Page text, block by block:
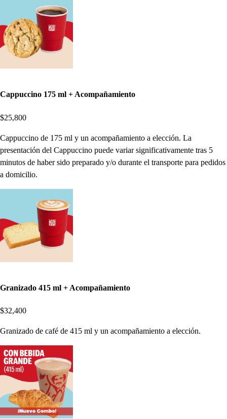
Cappuccino 175 ml + Acompañamiento
$25,800
Cappuccino de 175 ml y un acompañamiento a elección. La
presentación del Cappuccino puede variar significativamente tras 5
minutos de haber sido preparado y/o durante el transporte para pedidos
a domicilio.
Granizado 415 ml + Acompañamiento
$32,400
Granizado de café de 415 ml y un acompañamiento a elección.